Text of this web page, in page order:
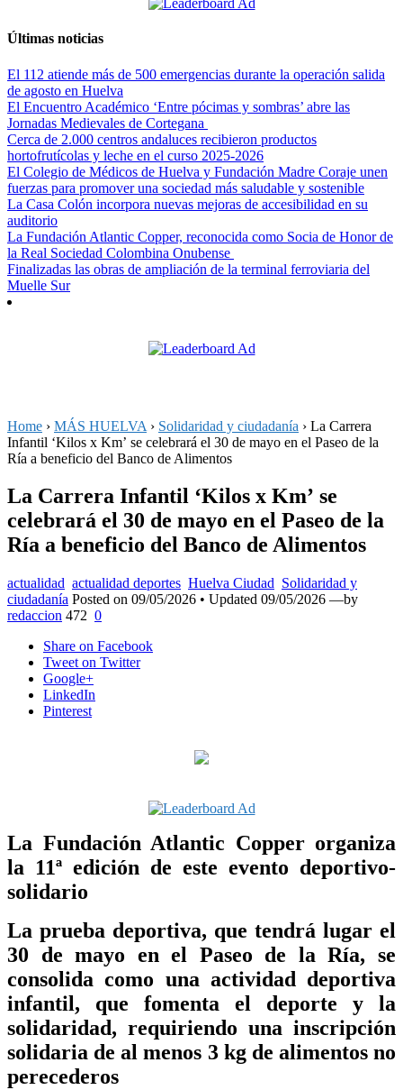
Últimas noticias
El 112 atiende más de 500 emergencias durante la operación salida
de agosto en Huelva
El Encuentro Académico ‘Entre pócimas y sombras’ abre las
Jornadas Medievales de Cortegana
Cerca de 2.000 centros andaluces recibieron productos
hortofrutícolas y leche en el curso 2025-2026
El Colegio de Médicos de Huelva y Fundación Madre Coraje unen
fuerzas para promover una sociedad más saludable y sostenible
La Casa Colón incorpora nuevas mejoras de accesibilidad en su
auditorio
La Fundación Atlantic Copper, reconocida como Socia de Honor de
la Real Sociedad Colombina Onubense
Finalizadas las obras de ampliación de la terminal ferroviaria del
Muelle Sur
Home › MÁS HUELVA › Solidaridad y ciudadanía › La Carrera
Infantil ‘Kilos x Km’ se celebrará el 30 de mayo en el Paseo de la
Ría a beneficio del Banco de Alimentos
La Carrera Infantil ‘Kilos x Km’ se
celebrará el 30 de mayo en el Paseo de la
Ría a beneficio del Banco de Alimentos
actualidad actualidad deportes Huelva Ciudad Solidaridad y
ciudadanía Posted on 09/05/2026 • Updated 09/05/2026 —by
redaccion 472 0
Share on Facebook
Tweet on Twitter
Google+
LinkedIn
Pinterest
La Fundación Atlantic Copper organiza
la 11ª edición de este evento deportivo-
solidario
La prueba deportiva, que tendrá lugar el
30 de mayo en el Paseo de la Ría, se
consolida como una actividad deportiva
infantil, que fomenta el deporte y la
solidaridad, requiriendo una inscripción
solidaria de al menos 3 kg de alimentos no
perecederos